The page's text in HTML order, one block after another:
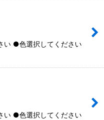
い ●色選択してください
い ●色選択してください